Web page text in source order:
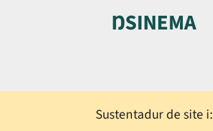
ŊSINEMA
Sustentadur de site i: